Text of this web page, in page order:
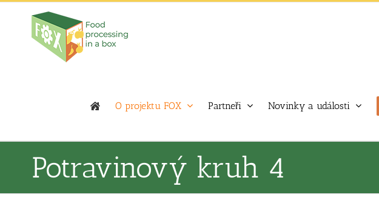
Skip
O projektu FOX Partneři Novinky a události
Potravinový kruh 4